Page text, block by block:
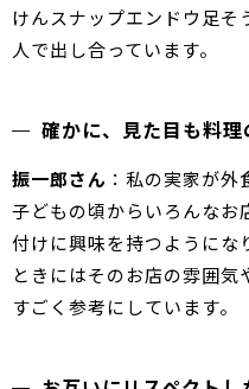
けんスナップエンドウ足そ
人で出し合っています。
確かに、見た目も料理
振一郎さん ：私の実家が外
子どもの頃からいろんなお
付けに興味を持つようにな
ときにはそのお店の雰囲気
すごく参考にしています。